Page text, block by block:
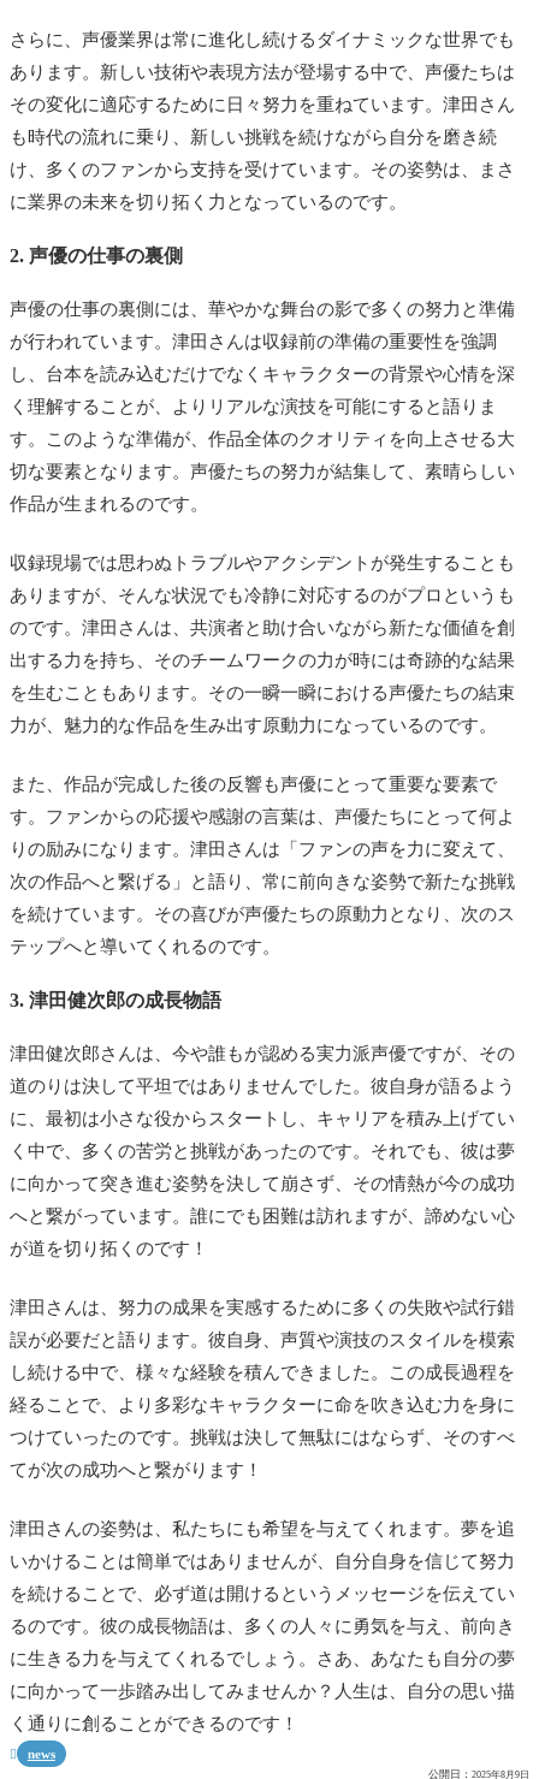
さらに、声優業界は常に進化し続けるダイナミックな世界でも
あります。新しい技術や表現方法が登場する中で、声優たちは
その変化に適応するために日々努力を重ねています。津田さん
も時代の流れに乗り、新しい挑戦を続けながら自分を磨き続
け、多くのファンから支持を受けています。その姿勢は、まさ
に業界の未来を切り拓く力となっているのです。
2. 声優の仕事の裏側
声優の仕事の裏側には、華やかな舞台の影で多くの努力と準備
が行われています。津田さんは収録前の準備の重要性を強調
し、台本を読み込むだけでなくキャラクターの背景や心情を深
く理解することが、よりリアルな演技を可能にすると語りま
す。このような準備が、作品全体のクオリティを向上させる大
切な要素となります。声優たちの努力が結集して、素晴らしい
作品が生まれるのです。
収録現場では思わぬトラブルやアクシデントが発生することも
ありますが、そんな状況でも冷静に対応するのがプロというも
のです。津田さんは、共演者と助け合いながら新たな価値を創
出する力を持ち、そのチームワークの力が時には奇跡的な結果
を生むこともあります。その一瞬一瞬における声優たちの結束
力が、魅力的な作品を生み出す原動力になっているのです。
また、作品が完成した後の反響も声優にとって重要な要素で
す。ファンからの応援や感謝の言葉は、声優たちにとって何よ
りの励みになります。津田さんは「ファンの声を力に変えて、
次の作品へと繋げる」と語り、常に前向きな姿勢で新たな挑戦
を続けています。その喜びが声優たちの原動力となり、次のス
テップへと導いてくれるのです。
3. 津田健次郎の成長物語
津田健次郎さんは、今や誰もが認める実力派声優ですが、その
道のりは決して平坦ではありませんでした。彼自身が語るよう
に、最初は小さな役からスタートし、キャリアを積み上げてい
く中で、多くの苦労と挑戦があったのです。それでも、彼は夢
に向かって突き進む姿勢を決して崩さず、その情熱が今の成功
へと繋がっています。誰にでも困難は訪れますが、諦めない心
が道を切り拓くのです！
津田さんは、努力の成果を実感するために多くの失敗や試行錯
誤が必要だと語ります。彼自身、声質や演技のスタイルを模索
し続ける中で、様々な経験を積んできました。この成長過程を
経ることで、より多彩なキャラクターに命を吹き込む力を身に
つけていったのです。挑戦は決して無駄にはならず、そのすべ
てが次の成功へと繋がります！
津田さんの姿勢は、私たちにも希望を与えてくれます。夢を追
いかけることは簡単ではありませんが、自分自身を信じて努力
を続けることで、必ず道は開けるというメッセージを伝えてい
るのです。彼の成長物語は、多くの人々に勇気を与え、前向き
に生きる力を与えてくれるでしょう。さあ、あなたも自分の夢
に向かって一歩踏み出してみませんか？人生は、自分の思い描
く通りに創ることができるのです！
 news
公開日： 2025年8月9日